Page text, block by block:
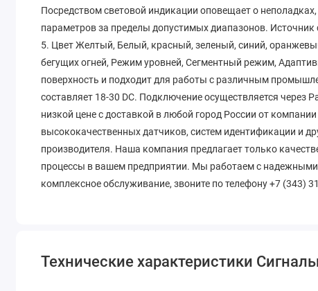
Посредством световой индикации оповещает о
параметров за пределы допустимых диапазонов.
5. Цвет Желтый, Белый, красный, зеленый, синий,
бегущих огней, Режим уровней, Сегментный режим,
поверхность и подходит для работы с различным
составляет 18-30 DC. Подключение осуществляется
низкой цене с доставкой в любой город России от
высококачественных датчиков, систем идентификации и
производителя. Наша компания предлагает только
процессы в вашем предприятии. Мы работаем с
комплексное обслуживание, звоните по телефону +7 (343)
Технические характеристики